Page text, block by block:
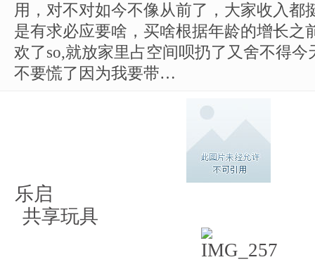
用，对不对如今不像从前了，大家收入都
是有求必应要啥，买啥根据年龄的增长之
欢了so,就放家里占空间呗扔了又舍不得
不要慌了因为我要带…
乐启
共享玩具